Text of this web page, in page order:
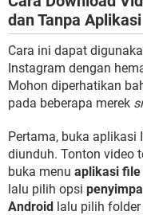
dan Tanpa Aplikasi
Cara ini dapat
Instagram dengan
Mohon diperhatikan
pada beberapa merek
Pertama, buka aplikasi
diunduh. Tonton video
buka menu aplikasi
lalu pilih opsi
Android lalu pilih folder